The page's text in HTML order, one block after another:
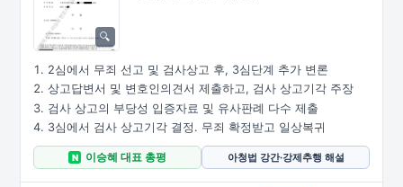
2심에서 무죄 선고 및 검사상고 후, 3심단계 추가 변론
상고답변서 및 변호인의견서 제출하고, 검사 상고기각 주장
검사 상고의 부당성 입증자료 및 유사판례 다수 제출
3심에서 검사 상고기각 결정. 무죄 확정받고 일상복귀
N 이승혜 대표 총평 아청법 강간·강제추행 해설